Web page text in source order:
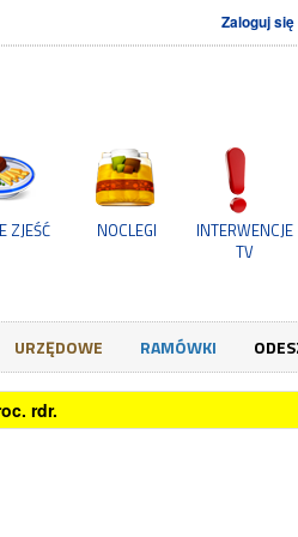
Zaloguj się
ZJEŚĆ NOCLEGI
INTERWENCJE
TV
URZĘDOWE RAMÓWKI